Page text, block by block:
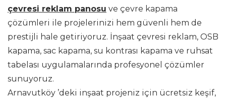
çevresi reklam panosu ve çevre kapama
çözümleri ile projelerinizi hem güvenli hem de
prestijli hale getiriyoruz. İnşaat çevresi reklam, OSB
kapama, sac kapama, su kontrası kapama ve ruhsat
tabelası uygulamalarında profesyonel çözümler
sunuyoruz.
Arnavutköy ’deki inşaat projeniz için ücretsiz keşif,